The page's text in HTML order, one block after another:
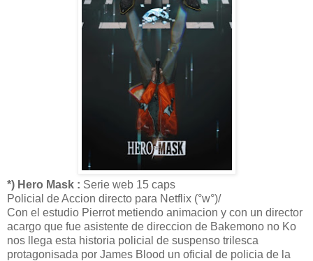
*) Hero Mask : Serie web 15 caps
Policial de Accion directo para Netflix (°w°)/
Con el estudio Pierrot metiendo animacion y con un director
acargo que fue asistente de direccion de Bakemono no Ko
nos llega esta historia policial de suspenso trilesca
protagonisada por James Blood un oficial de policia de la